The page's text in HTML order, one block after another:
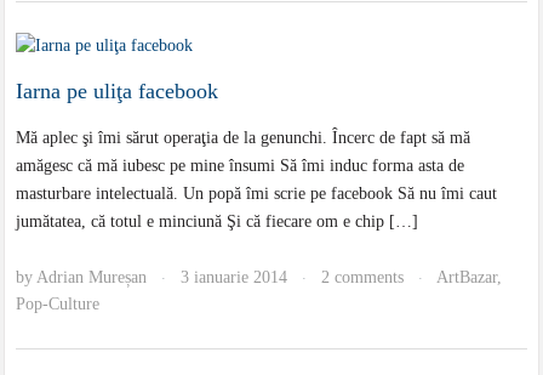
Iarna pe uliţa facebook
Mă aplec şi îmi sărut operaţia de la genunchi. Încerc de fapt să mă
amăgesc că mă iubesc pe mine însumi Să îmi induc forma asta de
masturbare intelectuală. Un popă îmi scrie pe facebook Să nu îmi caut
jumătatea, că totul e minciună Şi că fiecare om e chip […]
byAdrian Mureșan · 3 ianuarie 2014 · 2 comments · ArtBazar,
Pop-Culture